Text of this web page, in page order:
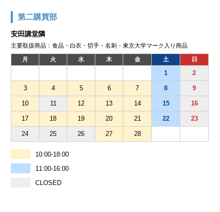
第二購買部
安田講堂隣
主要取扱商品：食品・白衣・切手・名刺・東京大学マーク入り商品
月 火 水 木 金 土 日
1 2
3 4 5 6 7 8 9
10 11 12 13 14 15 16
17 18 19 20 21 22 23
24 25 26 27 28
10:00-18:00
11:00-16:00
CLOSED